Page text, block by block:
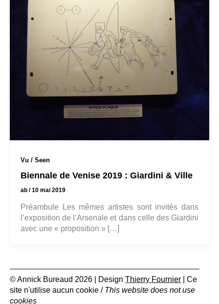
Vu / Seen
Biennale de Venise 2019 : Giardini & Ville
ab /10 mai 2019
Préambule Les mêmes artistes sont invités dans
l’exposition de l’Arsenale et dans celle des Giardini
avec une « proposition » […]
© Annick Bureaud 2026 | Design Thierry Fournier | Ce
site n'utilise aucun cookie / This website does not use
cookies